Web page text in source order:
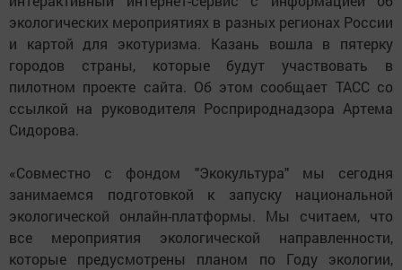
экологических мероприятиях в разных регионах России
и картой для экотуризма. Казань вошла в пятерку
городов страны, которые будут участвовать в
пилотном проекте сайта. Об этом сообщает ТАСС со
ссылкой на руководителя Росприроднадзора Артема
Сидорова.
«Совместно с фондом "Экокультура" мы сегодня
занимаемся подготовкой к запуску национальной
экологической онлайн-платформы. Мы считаем, что
все мероприятия экологической направленности,
которые предусмотрены планом по Году экологии,